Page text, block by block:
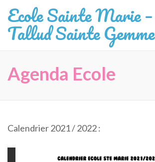
au
contenu
(Pressez
Ecole Sainte Marie –
Tallud Sainte Gemme
Agenda Ecole
Calendrier 2021 / 2022 :